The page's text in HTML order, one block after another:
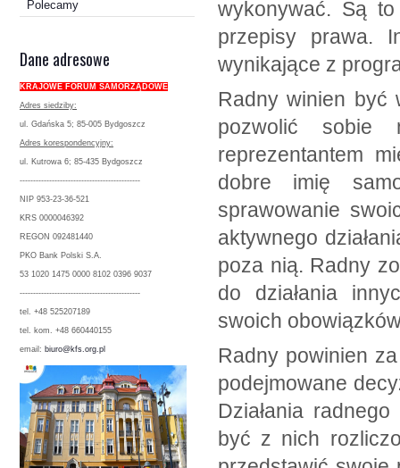
Polecamy
Dane adresowe
KRAJOWE FORUM SAMORZĄDOWE
Adres siedziby:
ul. Gdańska 5; 85-005 Bydgoszcz
Adres korespondencyjny:
ul. Kutrowa 6; 85-435 Bydgoszcz
---------------------------------------------
NIP 953-23-36-521
KRS 0000046392
REGON 092481440
PKO Bank Polski S.A.
53 1020 1475 0000 8102 0396 9037
---------------------------------------------
tel. +48 525207189
tel. kom. +48 660440155
email: biuro@kfs.org.pl
wykonywać. Są
przepisy prawa.
wynikające z
Radny winien być
pozwolić sobie
reprezentantem
dobre imię
sprawowanie
aktywnego
poza nią. Radny
do działania
swoich
Radny powinien
podejmowane
Działania
być z nich